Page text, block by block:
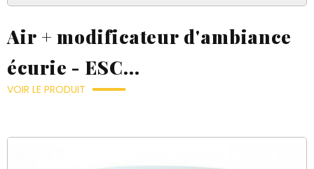
Air + modificateur d'ambiance
écurie - ESC...
VOIR LE PRODUIT